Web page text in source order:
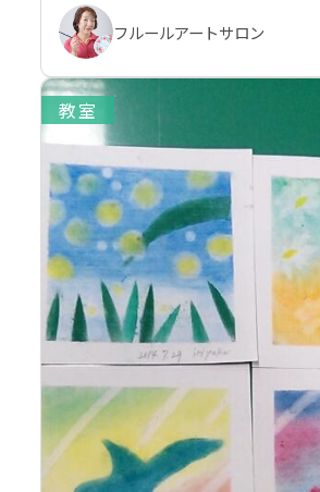
フルールアートサロン
教室